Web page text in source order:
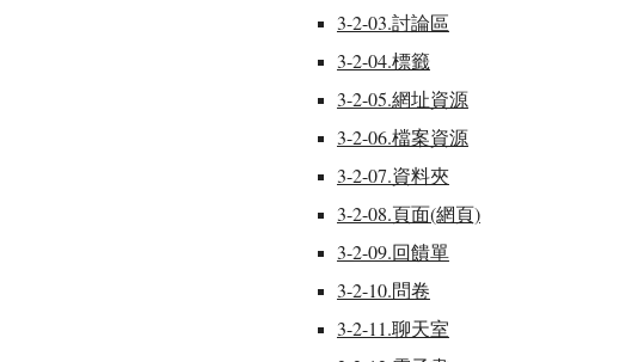
3-2-03.討論區
3-2-04.標籤
3-2-05.網址資源
3-2-06.檔案資源
3-2-07.資料夾
3-2-08.頁面(網頁)
3-2-09.回饋單
3-2-10.問卷
3-2-11.聊天室